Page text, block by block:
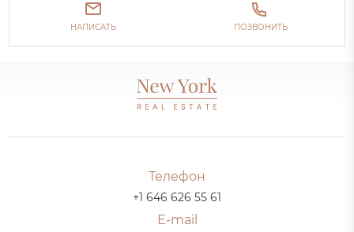
НАПИСАТЬ ПОЗВОНИТЬ
Телефон
+1 646 626 55 61
E-mail